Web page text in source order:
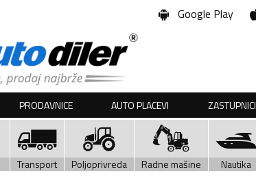
Google Play
PRODAVNICE AUTO PLACEVI ZASTUPNICI
Transport Poljoprivreda Radne mašine Nautika